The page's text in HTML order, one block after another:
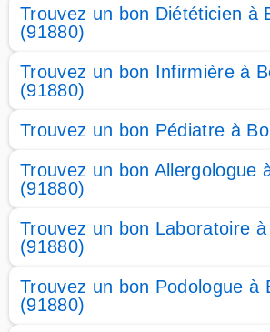
Trouvez un bon Diététicien à
(91880)
Trouvez un bon Infirmière à
(91880)
Trouvez un bon Pédiatre à
Trouvez un bon Allergologue
(91880)
Trouvez un bon Laboratoire
(91880)
Trouvez un bon Podologue à
(91880)